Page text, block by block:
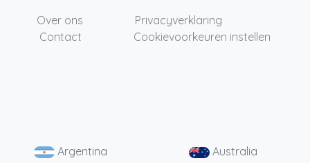
Over ons
Privacyverklaring
Contact
Cookievoorkeuren instellen
Argentina Australia